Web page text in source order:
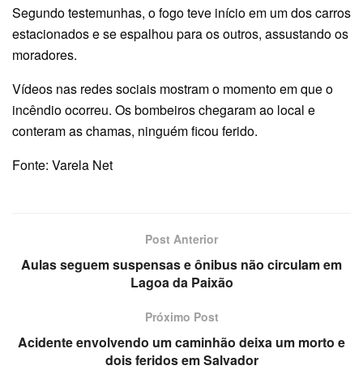
Segundo testemunhas, o fogo teve início em um dos carros
estacionados e se espalhou para os outros, assustando os
moradores.
Vídeos nas redes sociais mostram o momento em que o
incêndio ocorreu. Os bombeiros chegaram ao local e
conteram as chamas, ninguém ficou ferido.
Fonte: Varela Net
Post Anterior
Aulas seguem suspensas e ônibus não circulam em
Lagoa da Paixão
Próximo Post
Acidente envolvendo um caminhão deixa um morto e
dois feridos em Salvador